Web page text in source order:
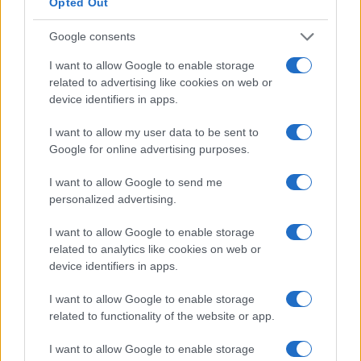
Google consents
I want to allow Google to enable storage
related to advertising like cookies on web or
device identifiers in apps.
I want to allow my user data to be sent to
Google for online advertising purposes.
I want to allow Google to send me
personalized advertising.
I want to allow Google to enable storage
related to analytics like cookies on web or
device identifiers in apps.
I want to allow Google to enable storage
related to functionality of the website or app.
I want to allow Google to enable storage
spazzati via dai Dallas Mavericks di
Nowitzki in semifinale di conference. L’anno
marcatore di tutti i tempi. Ma, come l’anno
precedente, i Lakers furono eliminati alle
Oklahoma City Thunder diKevin Durante
L’infortunio e il declino
Kobe Bryant si apprestò a cominciare la stagione
2012-13 motivato dagli acquisti che portarono in
Steve Nash
Dwight Howard. Complice un allenatore non
viola e alcuniproblemi fisici, la squadra non